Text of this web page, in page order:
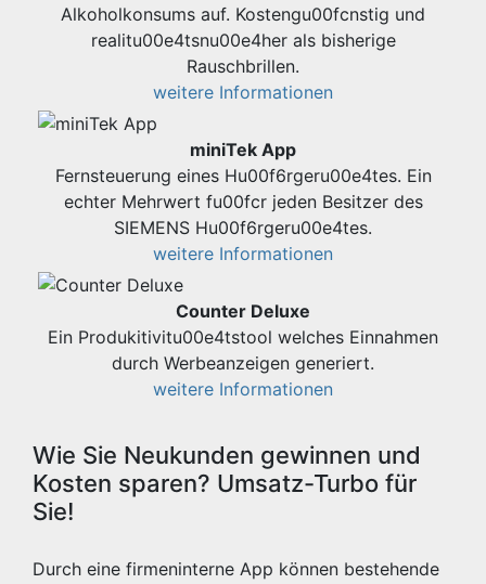
Alkoholkonsums auf. Kostengu00fcnstig und
realitu00e4tsnu00e4her als bisherige
Rauschbrillen.
weitere Informationen
miniTek App
Fernsteuerung eines Hu00f6rgeru00e4tes. Ein
echter Mehrwert fu00fcr jeden Besitzer des
SIEMENS Hu00f6rgeru00e4tes.
weitere Informationen
Counter Deluxe
Ein Produkitivitu00e4tstool welches Einnahmen
durch Werbeanzeigen generiert.
weitere Informationen
Wie Sie Neukunden gewinnen und
Kosten sparen? Umsatz-Turbo für
Sie!
Durch eine firmeninterne App können bestehende